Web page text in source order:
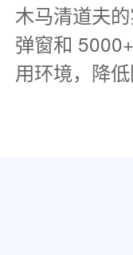
木马清道夫
弹窗和
用环境，降